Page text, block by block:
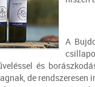
A
és
de